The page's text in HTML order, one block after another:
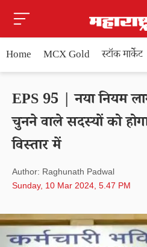
Home MCX Gold स्टॉक मार्केट
EPS 95 | नया नियम
चुनने वाले सदस्यों को
विस्तार में
Author: Raghunath Padwal
Sunday, 10 Mar 2024, 5.47 PM